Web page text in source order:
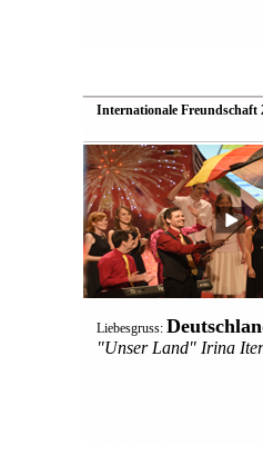
Internationale Freundschaft
Liebesgruss:
"Unser Land" Irina